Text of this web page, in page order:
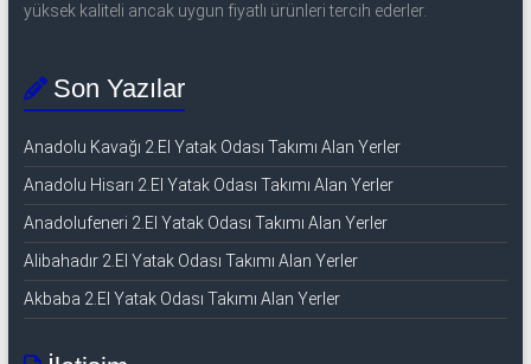
yüksek kaliteli ancak uygun fiyatlı ürünleri tercih ederler.
Son Yazılar
Anadolu Kavağı 2.El Yatak Odası Takımı Alan Yerler
Anadolu Hisarı 2.El Yatak Odası Takımı Alan Yerler
Anadolufeneri 2.El Yatak Odası Takımı Alan Yerler
Alibahadır 2.El Yatak Odası Takımı Alan Yerler
Akbaba 2.El Yatak Odası Takımı Alan Yerler